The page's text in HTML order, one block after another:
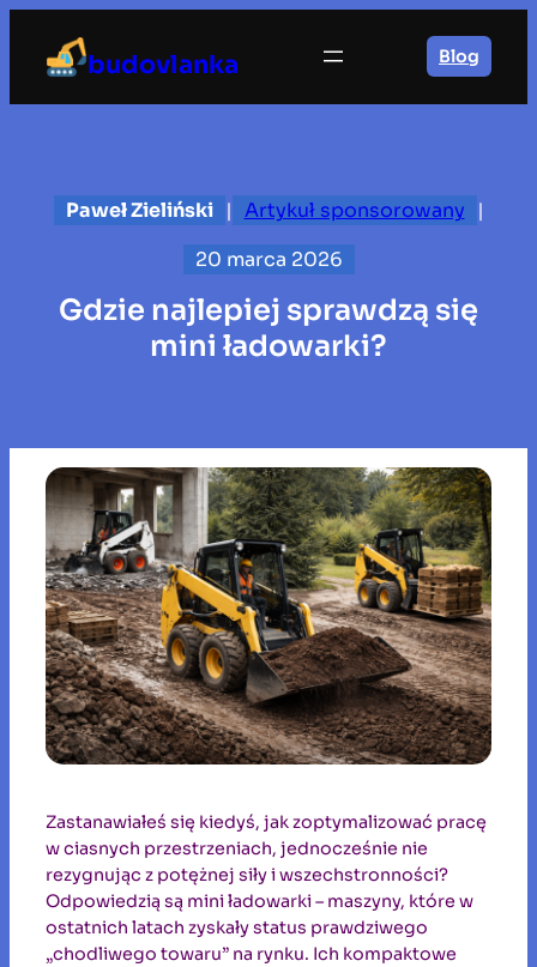
treści
budovlanka Blog
Paweł Zieliński | Artykuł sponsorowany
|
20 marca 2026
Gdzie najlepiej sprawdzą się
mini ładowarki?
Zastanawiałeś się kiedyś, jak zoptymalizować pracę
w ciasnych przestrzeniach, jednocześnie nie
rezygnując z potężnej siły i wszechstronności?
Odpowiedzią są mini ładowarki – maszyny, które w
ostatnich latach zyskały status prawdziwego
„chodliwego towaru” na rynku. Ich kompaktowe